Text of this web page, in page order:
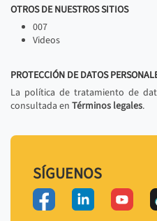
OTROS DE NUESTROS SITIOS
007
Videos
PROTECCIÓN DE DATOS
La política de tratamiento de
consultada en Términos legales.
SÍGUENOS